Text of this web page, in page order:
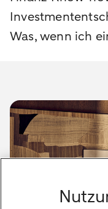
Was, wenn ich